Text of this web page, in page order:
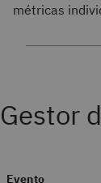
métricas
Gestor
Evento